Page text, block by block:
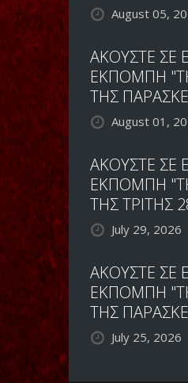
August 05,
ΑΚΟΥΣΤΕ ΣΕ
ΕΚΠΟΜΠΗ
ΤΗΣ
August 01,
ΑΚΟΥΣΤΕ ΣΕ
ΕΚΠΟΜΠΗ
ΤΗΣ ΤΡΙΤΗΣ
July 29, 2026
ΑΚΟΥΣΤΕ ΣΕ
ΕΚΠΟΜΠΗ
ΤΗΣ
July 25, 2026